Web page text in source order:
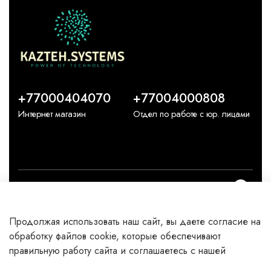
Каталог
+77000404070
Интернет магазин
+77004000808
Отдел по работе с юр. лицами
Продолжая использовать наш сайт, вы даете согласие на
обработку файлов cookie, которые обеспечивают
правильную работу сайта и соглашаетесь с нашей